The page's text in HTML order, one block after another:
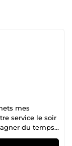
mes
service le soir
du temps
réactif, je